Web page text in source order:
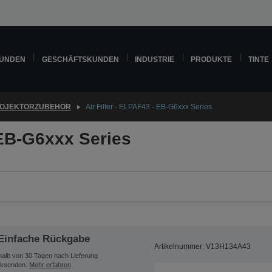
GESCHÄFTSKUNDEN INDUSTRIE PRODUKTE TINTE
Air Filter - ELPAF43 - EB-G6xxx Series
G6xxx Series
Rückgabe
von 30 Tagen nach Lieferung
Mehr erfahren
Artikelnummer: V13H134A43